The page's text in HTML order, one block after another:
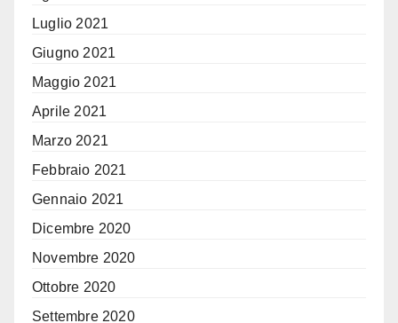
Luglio 2021
Giugno 2021
Maggio 2021
Aprile 2021
Marzo 2021
Febbraio 2021
Gennaio 2021
Dicembre 2020
Novembre 2020
Ottobre 2020
Settembre 2020